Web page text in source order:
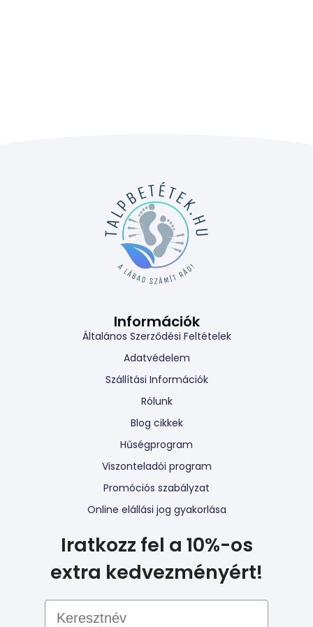
Információk
Általános Szerződési Feltételek
Adatvédelem
Szállítási Információk
Rólunk
Blog cikkek
Hűségprogram
Viszonteladói program
Promóciós szabályzat
Online elállási jog gyakorlása
Iratkozz fel a 10%-os
extra kedvezményért!